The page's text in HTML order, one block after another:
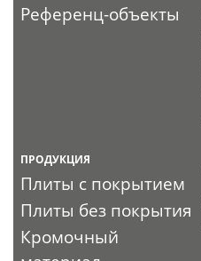
Референц-объекты
ПРОДУКЦИЯ
Плиты с покрытием
Плиты без покрытия
Кромочный